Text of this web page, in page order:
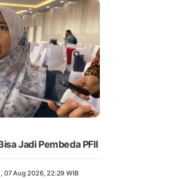
Jadi Pembeda PFII
07 Aug 2026, 22:29 WIB